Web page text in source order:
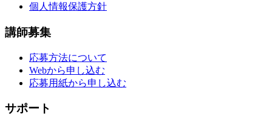
個人情報保護方針
講師募集
応募方法について
Webから申し込む
応募用紙から申し込む
サポート